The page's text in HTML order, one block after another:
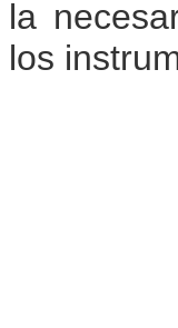
la
los